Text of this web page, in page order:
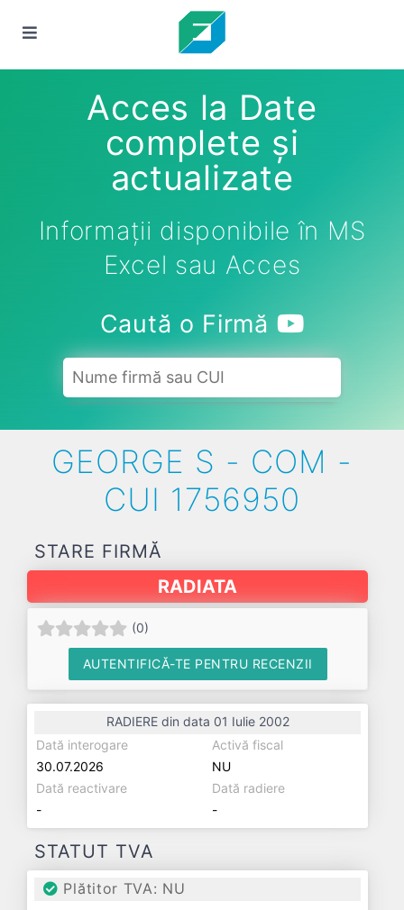
Acces la Date
complete și
actualizate
Informații disponibile în MS
Excel sau Acces
Caută o Firmă
GEORGE S - COM -
CUI 1756950
STARE FIRMĂ
RADIATA
(0)
AUTENTIFICĂ-TE PENTRU RECENZII
RADIERE din data 01 Iulie 2002
Dată interogare
30.07.2026
Activă fiscal
NU
Dată reactivare
-
Dată radiere
-
STATUT TVA
Plătitor TVA: NU